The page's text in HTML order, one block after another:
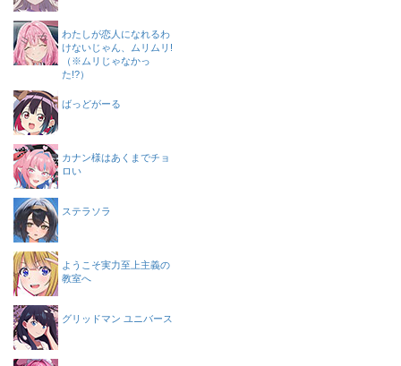
わたしが恋人になれるわ
けないじゃん、ムリムリ!
（※ムリじゃなかっ
た!?）
ばっどがーる
カナン様はあくまでチョ
ロい
ステラソラ
ようこそ実力至上主義の
教室へ
グリッドマン ユニバース